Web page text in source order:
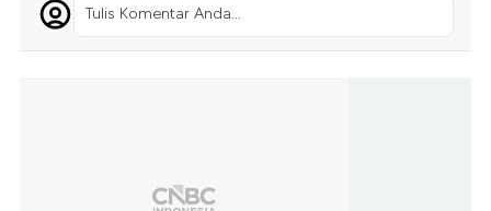
Tulis Komentar Anda...